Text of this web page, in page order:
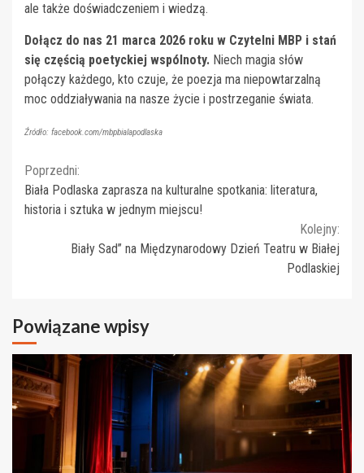
ale także doświadczeniem i wiedzą.
Dołącz do nas 21 marca 2026 roku w Czytelni MBP i stań
się częścią poetyckiej wspólnoty. Niech magia słów
połączy każdego, kto czuje, że poezja ma niepowtarzalną
moc oddziaływania na nasze życie i postrzeganie świata.
Źródło: facebook.com/mbpbialapodlaska
Continue
Reading
Poprzedni:
Biała Podlaska zaprasza na kulturalne spotkania: literatura,
historia i sztuka w jednym miejscu!
Kolejny:
Biały Sad” na Międzynarodowy Dzień Teatru w Białej
Podlaskiej
Powiązane wpisy